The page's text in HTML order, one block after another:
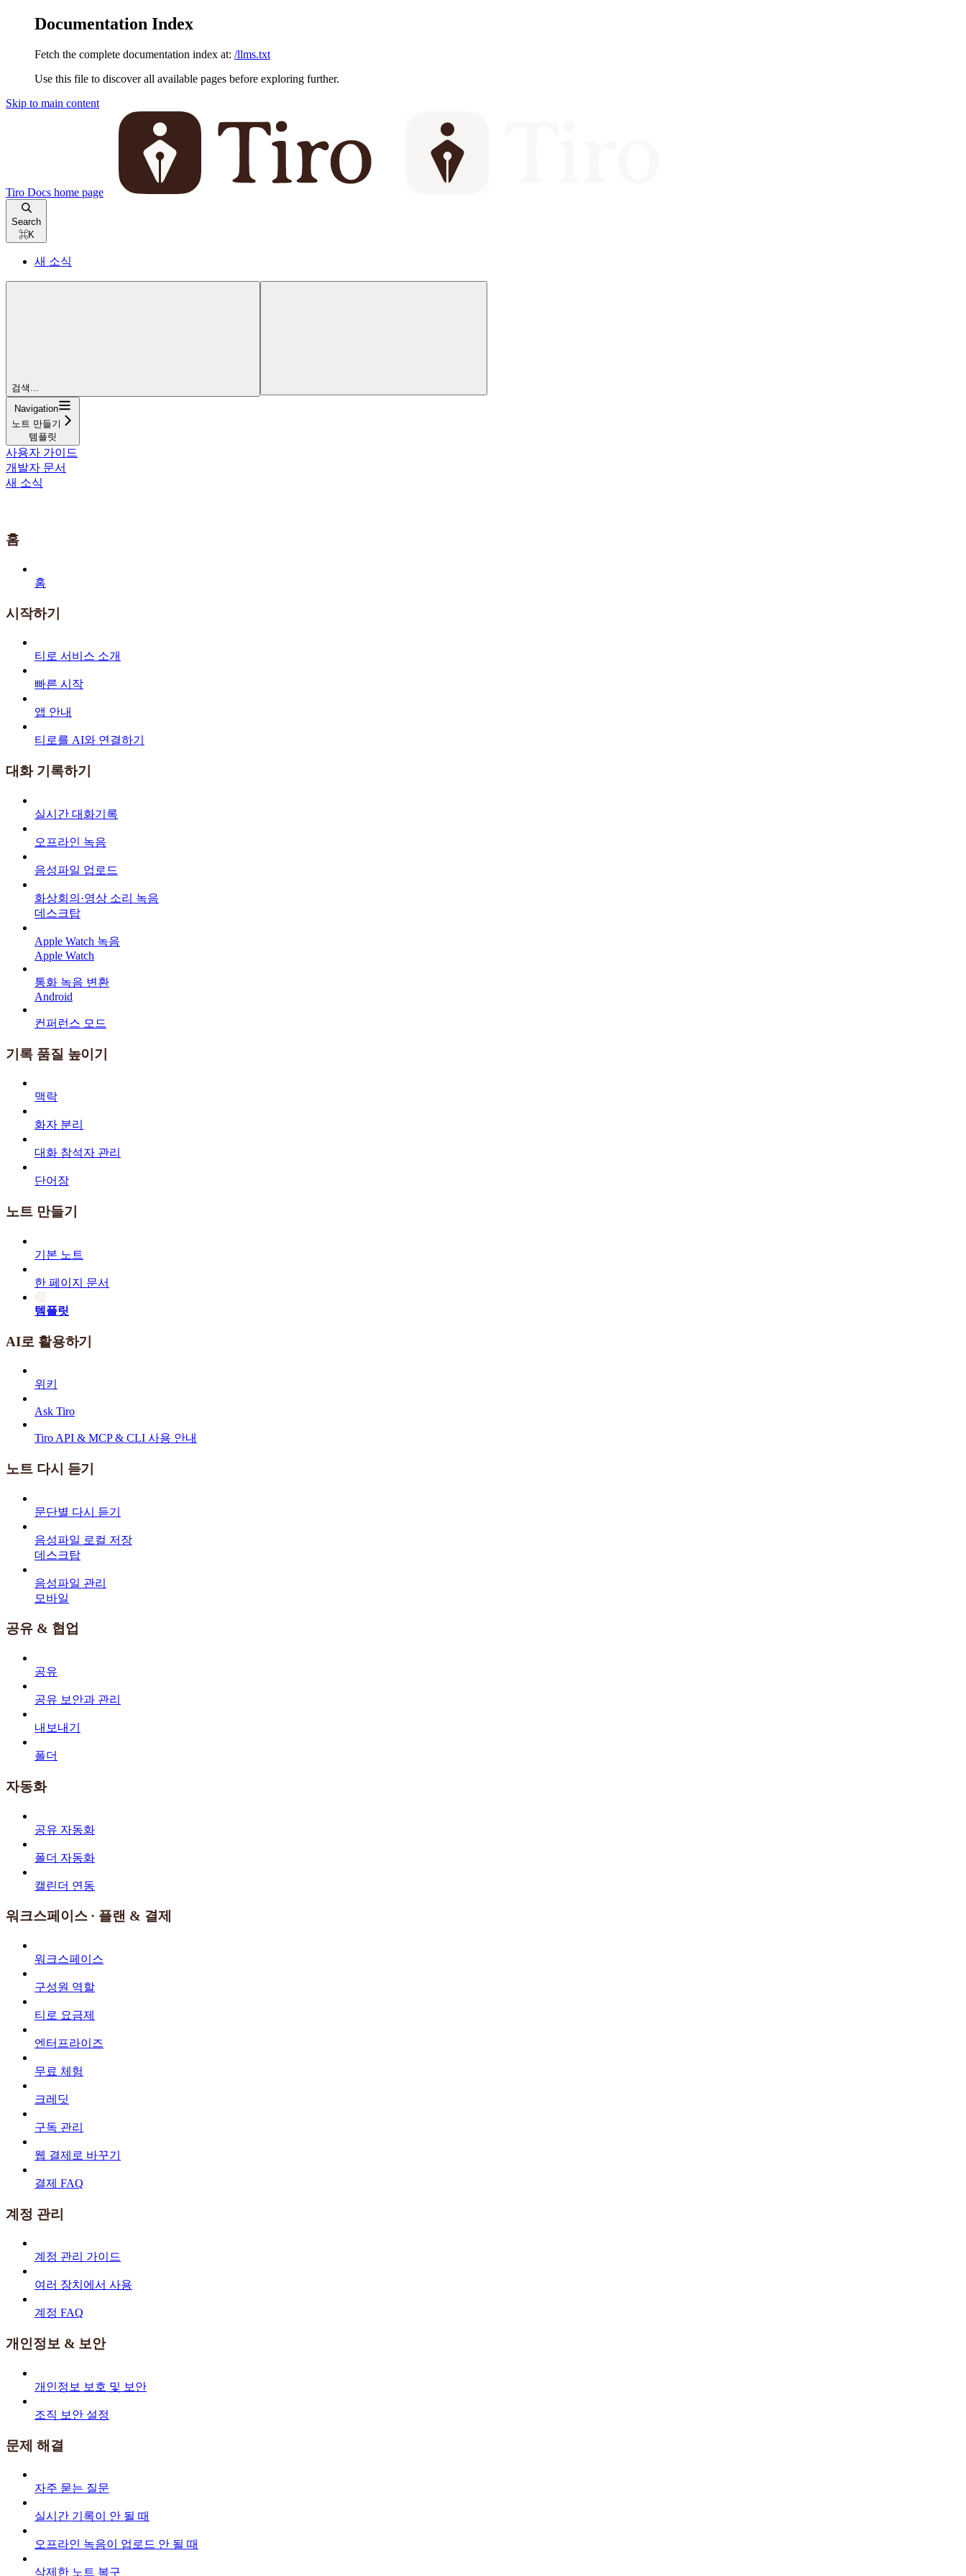
Documentation Index
Fetch the complete documentation index at: /llms.txt
Use this file to discover all available pages before exploring further.
Skip to main content
Tiro Docs home page
Search
⌘K
새 소식
검색...
Navigation
노트 만들기
템플릿
사용자 가이드
개발자 문서
새 소식
홈
홈
시작하기
티로 서비스 소개
빠른 시작
앱 안내
티로를 AI와 연결하기
대화 기록하기
실시간 대화기록
오프라인 녹음
음성파일 업로드
화상회의·영상 소리 녹음
데스크탑
Apple Watch 녹음
Apple Watch
통화 녹음 변환
Android
컨퍼런스 모드
기록 품질 높이기
맥락
화자 분리
대화 참석자 관리
단어장
노트 만들기
기본 노트
한 페이지 문서
템플릿
AI로 활용하기
위키
Ask Tiro
Tiro API & MCP & CLI 사용 안내
노트 다시 듣기
문단별 다시 듣기
음성파일 로컬 저장
데스크탑
음성파일 관리
모바일
공유 & 협업
공유
공유 보안과 관리
내보내기
폴더
자동화
공유 자동화
폴더 자동화
캘린더 연동
워크스페이스 · 플랜 & 결제
워크스페이스
구성원 역할
티로 요금제
엔터프라이즈
무료 체험
크레딧
구독 관리
웹 결제로 바꾸기
결제 FAQ
계정 관리
계정 관리 가이드
여러 장치에서 사용
계정 FAQ
개인정보 & 보안
개인정보 보호 및 보안
조직 보안 설정
문제 해결
자주 묻는 질문
실시간 기록이 안 될 때
오프라인 녹음이 업로드 안 될 때
삭제한 노트 복구